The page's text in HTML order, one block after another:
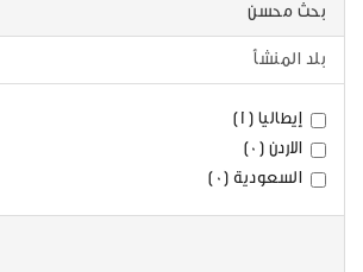
بحث محسن
بلد المنشأ
إيطاليا (1)
الاردن (0)
السعودية (0)